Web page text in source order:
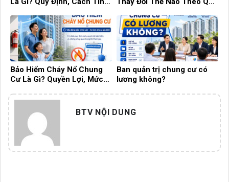
Bảo Hiểm Cháy Nổ Chung
Cư Là Gì? Quyền Lợi, Mức
Ban quản trị chung cư có
lương không?
BTV NỘI DUNG